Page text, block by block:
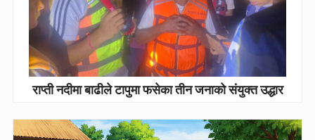
राप्ती नदीमा बाढीले टापुमा फसेका तीन जनाको संयुक्त उद्धार